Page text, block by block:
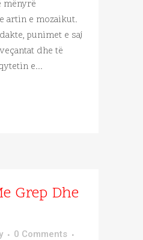
mënyrë
artin e mozaikut.
punimet e saj
dhe të
e...
Grep Dhe
0 Comments